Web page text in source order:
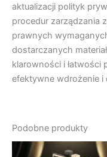
aktualizacji polityk
procedur zarządzania
prawnych
dostarczanych
klarowności i łatwości
efektywne wdrożenie i
Podobne produkty